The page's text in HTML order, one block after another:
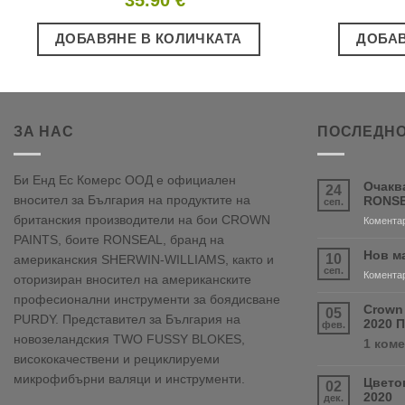
ДОБАВЯНЕ В КОЛИЧКАТА
ЗА НАС
Би Енд Ес Комерс ООД е официален
вносител за България на продуктите на
британския производители на бои CROWN
PAINTS, боите RONSEAL, бранд на
американския SHERWIN-WILLIAMS, както и
оторизиран вносител на американските
професионални инструменти за боядисване
PURDY. Представител за България на
новозеландския TWO FUSSY BLOKES,
висококачествени и рециклируеми
микрофибърни валяци и инструменти.
24
сеп.
10
сеп.
Нов
05
фев.
2020
1
02
дек.
2020